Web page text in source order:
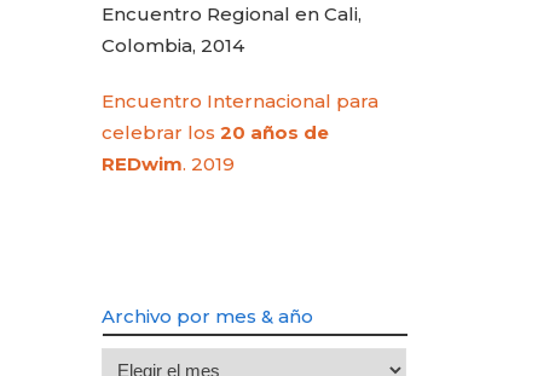
Encuentro Regional en Cali,
Colombia, 2014
Encuentro Internacional para
celebrar los20 años de
REDwim. 2019
Archivo por mes & año
Archivo